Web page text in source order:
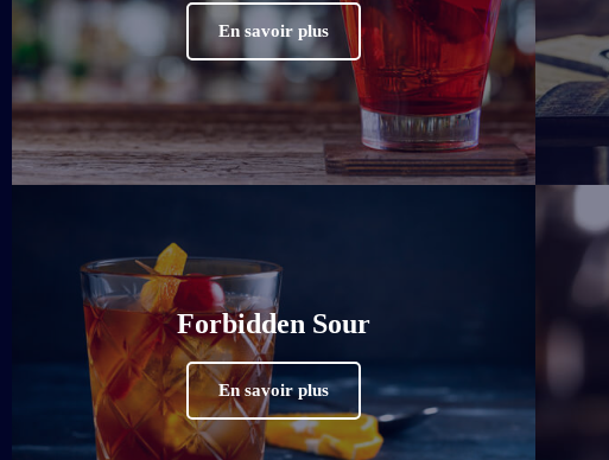
En savoir plus
Forbidden Sour
En savoir plus